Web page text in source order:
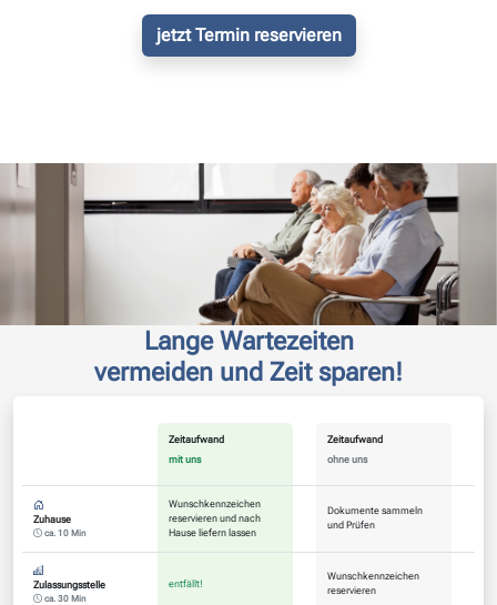
jetzt Termin reservieren
Lange Wartezeiten
vermeiden und Zeit sparen!
Zeitaufwand
mit uns
Zeitaufwand
ohne uns
Zuhause
ca. 10 Min
Wunschkennzeichen
reservieren und nach
Hause liefern lassen
Dokumente sammeln
und Prüfen
Zulassungsstelle
ca. 30 Min
entfällt!
Wunschkennzeichen
reservieren